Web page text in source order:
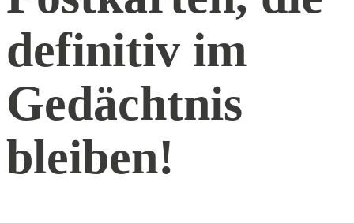
definitiv im
Gedächtnis
bleiben!